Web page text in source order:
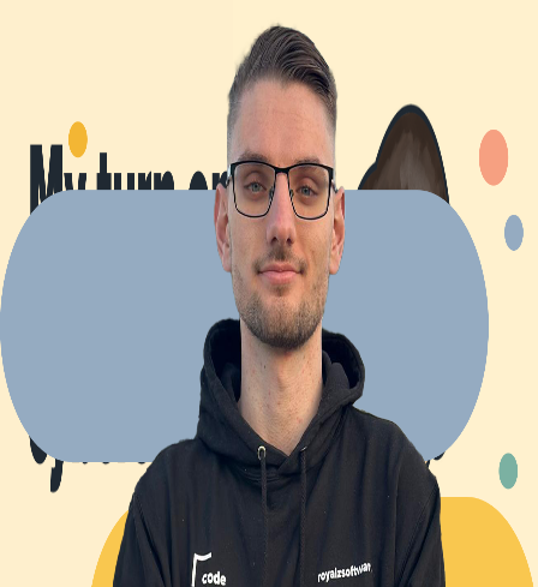
Explore Projects
Back to Blog